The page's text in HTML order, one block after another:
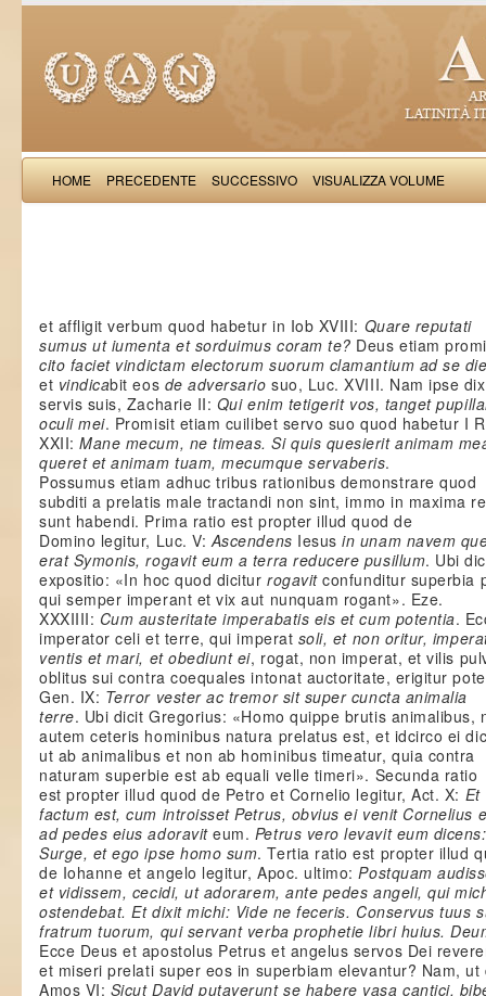
HOME PRECEDENTE SUCCESSIVO VISUALIZZA VOLUME
et affligit verbum quod habetur in Iob XVIII: Quare reputati
sumus ut iumenta et sorduimus coram te? Deus etiam
cito faciet vindictam electorum suorum clamantium ad se
et vindicabit eos de adversario suo, Luc. XVIII. Nam ipse
servis suis, Zacharie II: Qui enim tetigerit vos, tanget
oculi mei. Promisit etiam cuilibet servo suo quod habetur I
XXII:Mane mecum, ne timeas. Si quis quesierit animam
queret et animam tuam, mecumque servaberis.
Possumus etiam adhuc tribus rationibus demonstrare quod
subditi a prelatis male tractandi non sint, immo in maxima
sunt habendi. Prima ratio est propter illud quod de
Domino legitur, Luc. V:Ascendens Iesusin unam navem
erat Symonis, rogavit eum a terra reducere pusillum. Ubi
expositio: «In hoc quod diciturrogavitconfunditur superbia
qui semper imperant et vix aut nunquam rogant». Eze.
XXXIIII: Cum austeritate imperabatis eis et cum potentia.
imperator celi et terre, qui imperat soli, et non oritur,
ventis et mari, et obediunt ei, rogat, non imperat, et vilis
oblitus sui contra coequales intonat auctoritate, erigitur
Gen. IX: Terror vester ac tremor sit super cuncta animalia
terre. Ubi dicit Gregorius: «Homo quippe brutis animalibus,
autem ceteris hominibus natura prelatus est, et idcirco ei
ut ab animalibus et non ab hominibus timeatur, quia contra
naturam superbie est ab equali velle timeri». Secunda ratio
est propter illud quod de Petro et Cornelio legitur, Act. X: Et
factum est, cum introisset Petrus, obvius ei venit Cornelius
ad pedes eius adoraviteum. Petrus vero levavit eum dicens:
Surge, et ego ipse homo sum. Tertia ratio est propter illud
de Iohanne et angelo legitur, Apoc. ultimo:Postquam
et vidissem, cecidi, ut adorarem, ante pedes angeli, qui
ostendebat. Et dixit michi: Vide ne feceris. Conservus tuus
fratrum tuorum, qui servant verba prophetie libri huius.
Ecce Deus et apostolus Petrus et angelus servos Dei
et miseri prelati super eos in superbiam elevantur? Nam, ut
Amos VI: Sicut David putaverunt se habere vasa cantici,